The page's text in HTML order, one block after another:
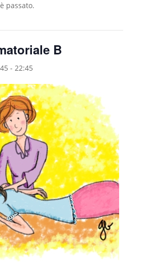
passato.
B
- 22:45